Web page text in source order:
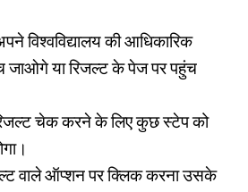
विश्वविद्यालय की आधिकारिक
जाओगे या रिजल्ट के पेज पर पहुंच
चेक करने के लिए कुछ स्टेप को
वाले ऑप्शन पर क्लिक करना उसके